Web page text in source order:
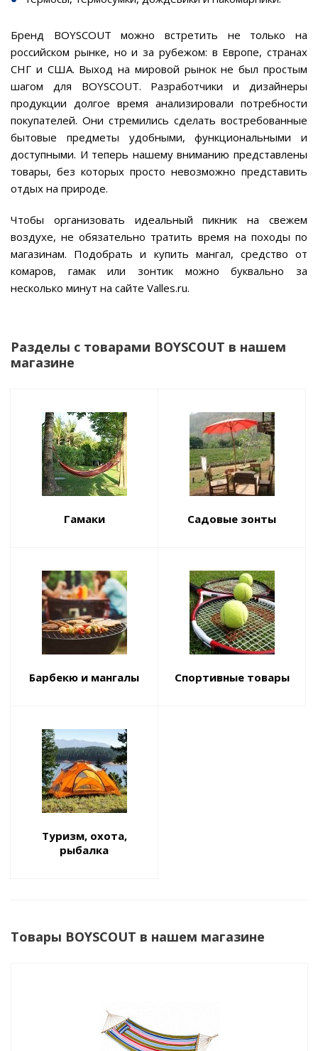
Бренд BOYSCOUT можно встретить не только на
российском рынке, но и за рубежом: в Европе, странах
СНГ и США. Выход на мировой рынок не был простым
шагом для BOYSCOUT. Разработчики и дизайнеры
продукции долгое время анализировали потребности
покупателей. Они стремились сделать востребованные
бытовые предметы удобными, функциональными и
доступными. И теперь нашему вниманию представлены
товары, без которых просто невозможно представить
отдых на природе.
Чтобы организовать идеальный пикник на свежем
воздухе, не обязательно тратить время на походы по
магазинам. Подобрать и купить мангал, средство от
комаров, гамак или зонтик можно буквально за
несколько минут на сайте Valles.ru.
Разделы с товарами BOYSCOUT в нашем
магазине
Гамаки Садовые зонты
Барбекю и мангалы Спортивные товары
Туризм, охота,
рыбалка
Товары BOYSCOUT в нашем магазине